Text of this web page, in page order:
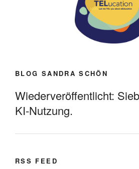
BLOG SANDRA SCHÖN
Wiederveröffentlicht:
KI-Nutzung.
RSS FEED